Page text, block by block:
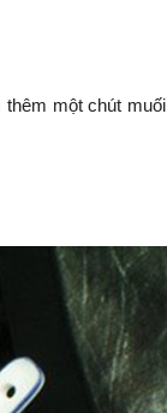
thêm một chút muối